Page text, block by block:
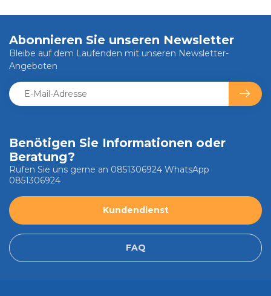
Benötigen Sie Informationen oder
Beratung?
Rufen Sie uns gerne an 0851306924 WhatsApp
0851306924
Kundendienst
FAQ
Abonnieren Sie unseren Newsletter
Bleibe auf dem Laufenden mit unseren Newsletter-
Angeboten